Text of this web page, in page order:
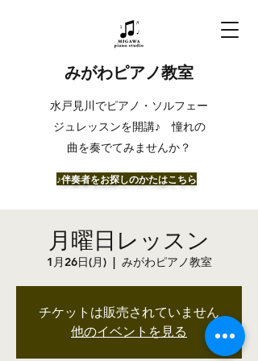
みがわピアノ教室
​水戸見川でピアノ・ソルフェー
ジュレッスンを開講♪ 憧れの
曲を奏でてみませんか？
​♪伴奏者をお探しのかたはこちら
月曜日レッスン
1月26日(月)
  |
みがわピアノ教室
チケットは販売されていません
他のイベントを見る